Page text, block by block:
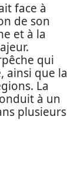
face à
de son
et à la
qui
ainsi que la
La
à un
plusieurs